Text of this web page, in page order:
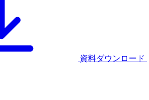
資料ダウンロード